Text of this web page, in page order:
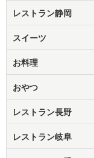
レストラン静岡
スイーツ
お料理
おやつ
レストラン長野
レストラン岐阜